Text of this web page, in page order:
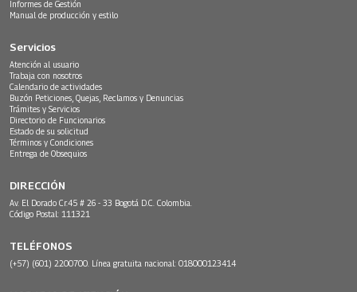
Informes de Gestión
Manual de producción y estilo
Servicios
Atención al usuario
Trabaja con nosotros
Calendario de actividades
Buzón Peticiones, Quejas, Reclamos y Denuncias
Trámites y Servicios
Directorio de Funcionarios
Estado de su solicitud
Términos y Condiciones
Entrega de Obsequios
DIRECCIÓN
Av. El Dorado Cr.45 # 26 - 33 Bogotá D.C. Colombia.
Código Postal: 111321
TELÉFONOS
(+57) (601) 2200700. Línea gratuita nacional: 018000123414